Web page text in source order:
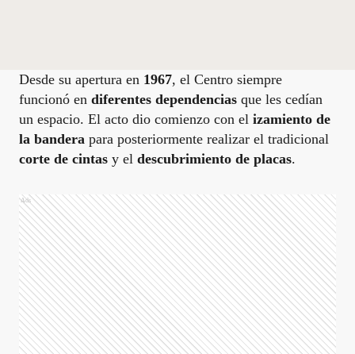
Desde su apertura en 1967, el Centro siempre
funcionó en diferentes dependencias que les cedían
un espacio. El acto dio comienzo con el izamiento de
la bandera para posteriormente realizar el tradicional
corte de cintas y el descubrimiento de placas.
Ads